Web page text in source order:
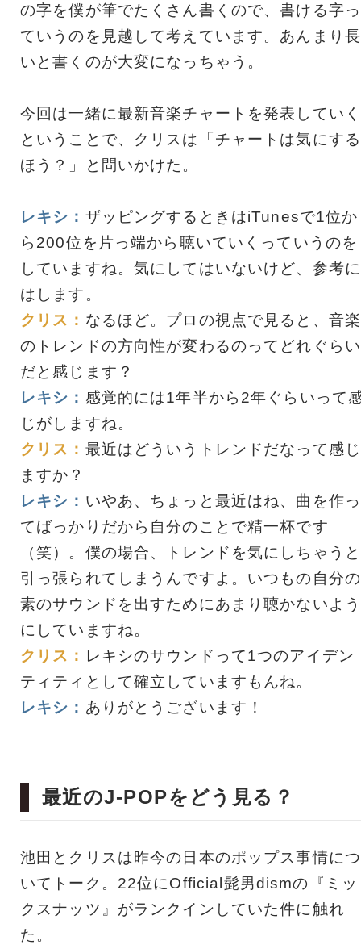
の字を僕が筆でたくさん書くので、書ける字っ
ていうのを見越して考えています。あんまり長
いと書くのが大変になっちゃう。
今回は一緒に最新音楽チャートを発表していく
ということで、クリスは「チャートは気にする
ほう？」と問いかけた。
レキシ： ザッピングするときはiTunesで1位か
ら200位を片っ端から聴いていくっていうのを
していますね。気にしてはいないけど、参考に
はします。
クリス： なるほど。プロの視点で見ると、音楽
のトレンドの方向性が変わるのってどれぐらい
だと感じます？
レキシ： 感覚的には1年半から2年ぐらいって
じがしますね。
クリス： 最近はどういうトレンドだなって感じ
ますか？
レキシ： いやあ、ちょっと最近はね、曲を作っ
てばっかりだから自分のことで精一杯です
（笑）。僕の場合、トレンドを気にしちゃうと
引っ張られてしまうんですよ。いつもの自分の
素のサウンドを出すためにあまり聴かないよう
にしていますね。
クリス： レキシのサウンドって1つのアイデン
ティティとして確立していますもんね。
レキシ： ありがとうございます！
最近のJ-POPをどう見る？
池田とクリスは昨今の日本のポップス事情につ
いてトーク。22位にOfficial髭男dismの『ミッ
クスナッツ』がランクインしていた件に触れ
た。